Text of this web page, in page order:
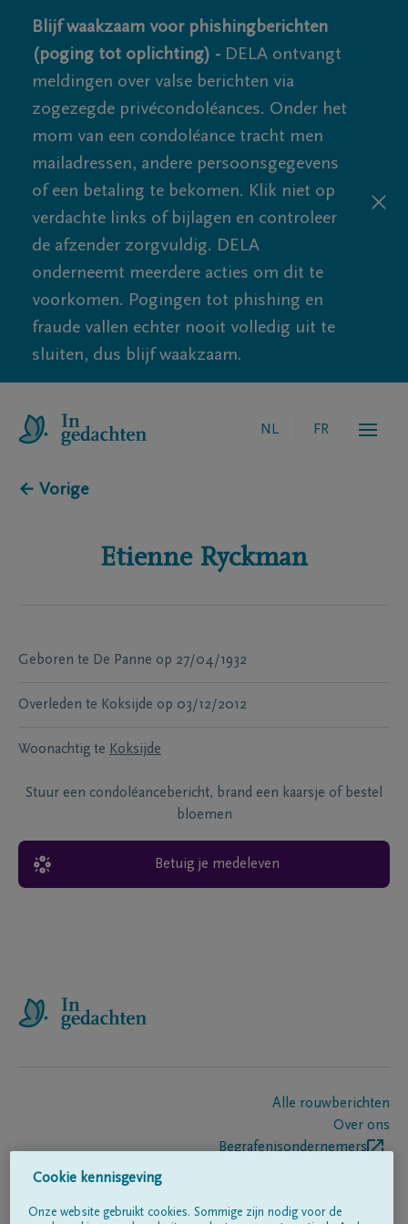
Blijf waakzaam voor phishingberichten
(poging tot oplichting) - DELA ontvangt
meldingen over valse berichten via
zogezegde privécondoléances. Onder het
mom van een condoléance tracht men
mailadressen, andere persoonsgegevens
of een betaling te bekomen. Klik niet op
verdachte links of bijlagen en controleer
de afzender zorgvuldig. DELA
onderneemt meerdere acties om dit te
voorkomen. Pogingen tot phishing en
fraude vallen echter nooit volledig uit te
sluiten, dus blijf waakzaam.
NL FR
← Vorige
Etienne Ryckman
Geboren te De Panne op 27/04/1932
Overleden te Koksijde op 03/12/2012
Woonachtig te Koksijde
Stuur een condoléancebericht, brand een kaarsje of bestel
bloemen
Betuig je medeleven
Alle rouwberichten
Over ons
Begrafenisondernemers
Cookie kennisgeving
Onze website gebruikt cookies. Sommige zijn nodig voor de